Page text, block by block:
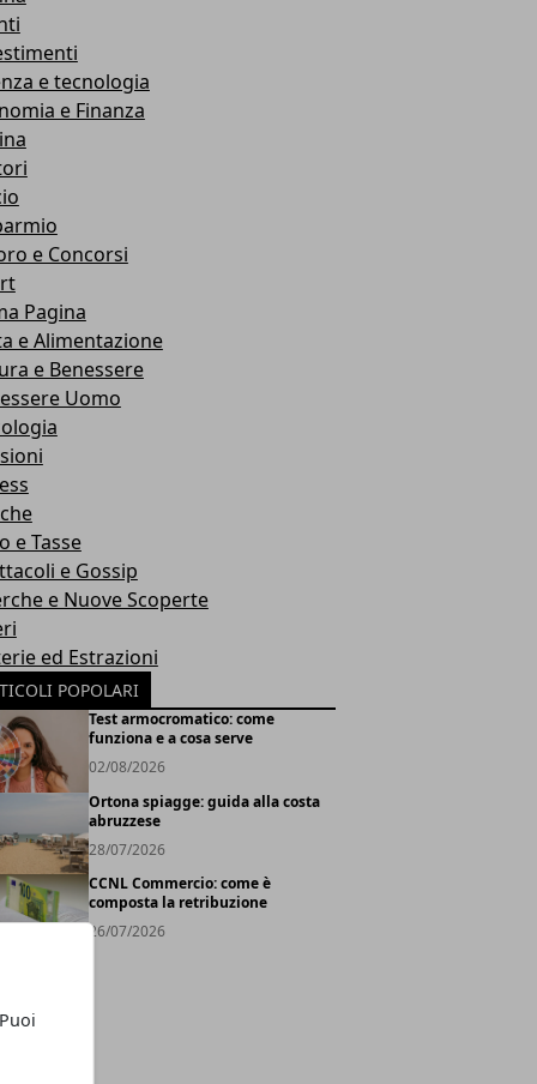
e tecnologia
e Finanza
e Concorsi
Pagina
e Alimentazione
e Benessere
Uomo
e Tasse
e Gossip
e Nuove Scoperte
ed Estrazioni
POPOLARI
Test armocromatico: come
funziona e a cosa serve
02/08/2026
Ortona spiagge: guida alla costa
abruzzese
28/07/2026
CCNL Commercio: come è
composta la retribuzione
26/07/2026